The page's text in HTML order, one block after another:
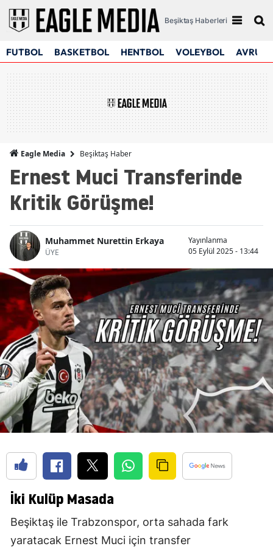
Beşiktaş Haberleri
FUTBOL BASKETBOL HENTBOL VOLEYBOL
Eagle Media Beşiktaş Haber
Ernest Muci Transferinde
Kritik Görüşme!
Muhammet Nurettin Erkaya
ÜYE
Yayınlanma
05 Eylül 2025 - 13:44
İki Kulüp Masada
Beşiktaş ile Trabzonspor, orta sahada fark
yaratacak Ernest Muci için transfer